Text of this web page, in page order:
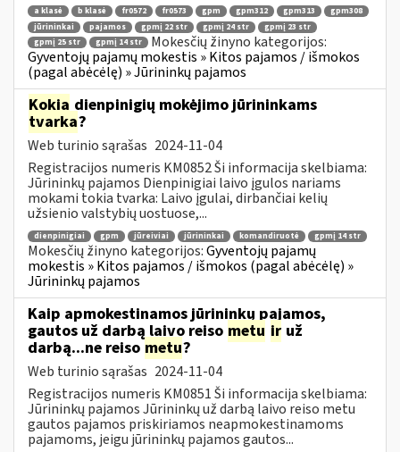
a klasė b klasė fr0572 fr0573 gpm gpm312 gpm313
gpm308
jūrininkai
pajamos gpmį 22 str gpmį 24 str
gpmį 23 str
gpmį 25 str
gpmį 14 str
Mokesčių žinyno kategorijos:
Gyventojų pajamų mokestis » Kitos pajamos / išmokos
(pagal abėcėlę) » Jūrininkų pajamos
Kokia dienpinigių mokėjimo jūrininkams
tvarka?
Web turinio sąrašas 2024-11-04
Registracijos numeris KM0852 Ši informacija skelbiama:
Jūrininkų pajamos Dienpinigiai laivo įgulos nariams
mokami tokia tvarka: Laivo įgulai, dirbančiai kelių
užsienio valstybių uostuose,...
dienpinigiai gpm jūreiviai jūrininkai komandiruotė gpmį 14 str
Mokesčių žinyno kategorijos:Gyventojų pajamų
mokestis » Kitos pajamos / išmokos (pagal abėcėlę) »
Jūrininkų pajamos
Kaip apmokestinamos jūrininkų pajamos,
gautos už darbą laivo reiso metu ir už
darbą...ne reiso metu?
Web turinio sąrašas 2024-11-04
Registracijos numeris KM0851 Ši informacija skelbiama:
Jūrininkų pajamos Jūrininkų už darbą laivo reiso metu
gautos pajamos priskiriamos neapmokestinamoms
pajamoms, jeigu jūrininkų pajamos gautos...